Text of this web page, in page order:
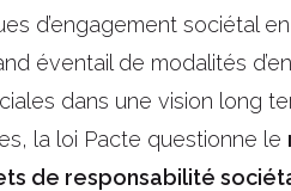
d’engagement sociétal
éventail de modalités
dans une vision long
la loi Pacte questionne le
de responsabilité